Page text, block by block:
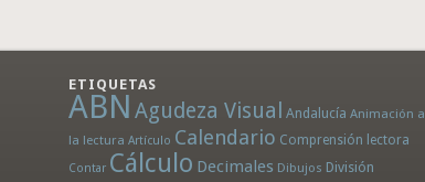
ETIQUETAS
ABN Agudeza Visual Andalucía Animación a
la lectura Artículo Calendario Comprensión lectora
Contar Cálculo Decimales Dibujos División